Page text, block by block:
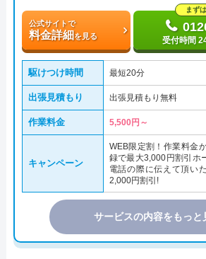
公式サイトで
料金詳細を見る
まず
受付時間
駆けつけ時間 最短20分
出張見積もり 出張見積もり無料
作業料金 5,500円～
キャンペーン
WEB限定割！作業料金
録で最大3,000円割引ホ
電話の際に伝えて頂い
2,000円割引!
サービスの内容をもっと